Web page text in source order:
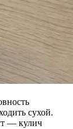
сухой.
— кулич